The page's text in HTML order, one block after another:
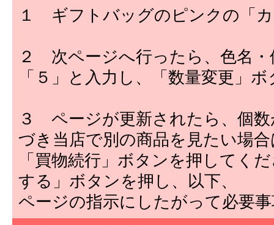
１ ギフトバッグのピンクの「
２ 次ページへ行ったら、色名
「５」と入力し、「数量変更」
３ ページが更新されたら、個
づき当店で別の商品を見たい場
「買物続行」ボタンを押してく
する」ボタンを押し、以下、
ページの指示にしたがって必要